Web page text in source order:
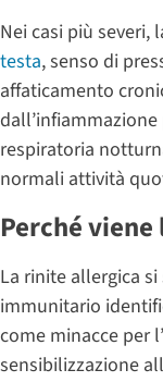
Nei casi più severi,
testa, senso di
affaticamento
respiratoria
normali attività
Perché
La rinite allergica
immunitario
come minacce per
sensibilizzazione